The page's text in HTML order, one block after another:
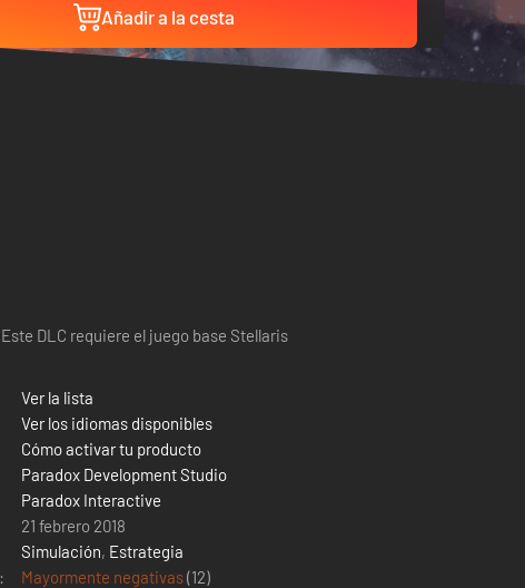
Añadir a la cesta
Este DLC requiere el juego base Stellaris
Ver la lista
Ver los idiomas disponibles
Cómo activar tu producto
Paradox Development Studio
Paradox Interactive
21 febrero 2018
Simulación, Estrategia
Mayormente negativas(12)